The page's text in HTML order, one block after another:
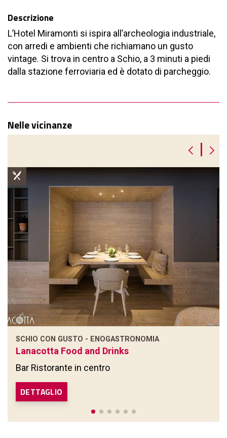
Descrizione
L’Hotel Miramonti si ispira all’archeologia industriale,
con arredi e ambienti che richiamano un gusto
vintage. Si trova in centro a Schio, a 3 minuti a piedi
dalla stazione ferroviaria ed è dotato di parcheggio.
Nelle vicinanze
SCHIO CON GUSTO - ENOGASTRONOMIA
Lanacotta Food and Drinks
Bar Ristorante in centro
DETTAGLIO
|